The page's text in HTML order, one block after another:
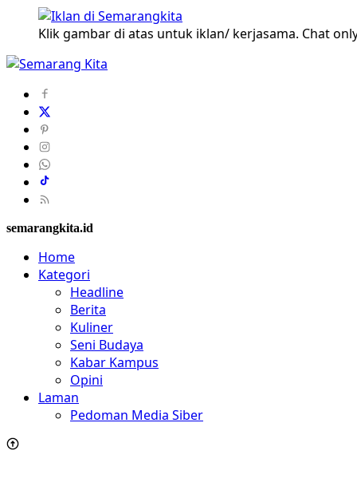
Klik gambar di atas untuk iklan/ kerjasama. Chat
semarangkita.id
Home
Kategori
Headline
Berita
Kuliner
Seni Budaya
Kabar Kampus
Opini
Laman
Pedoman Media Siber